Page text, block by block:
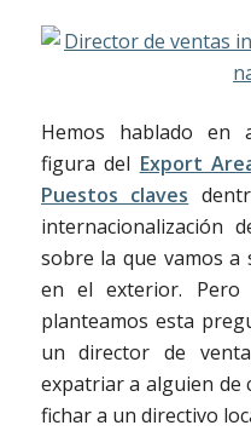
Hemos hablado en
figura del Export
Puestos claves
internacionalización
sobre la que vamos
en el exterior.
planteamos esta
un director de
expatriar a alguien de
fichar a un directivo